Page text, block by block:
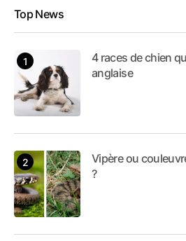
Top News
4 races de chien
anglaise
Vipère ou
?